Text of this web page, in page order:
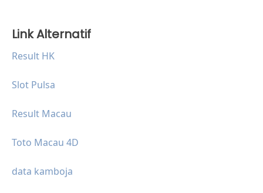
Link Alternatif
Result HK
Slot Pulsa
Result Macau
Toto Macau 4D
data kamboja